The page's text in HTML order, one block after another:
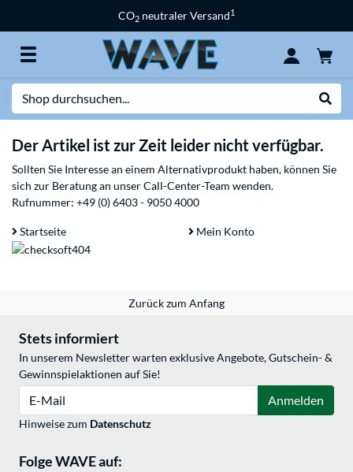
CO2 neutraler Versand1
Der Artikel ist zur Zeit leider nicht verfügbar.
Sollten Sie Interesse an einem Alternativprodukt haben, können Sie
sich zur Beratung an unser Call-Center-Team wenden.
Rufnummer: +49 (0) 6403 - 9050 4000
Startseite Mein Konto
Zurück zum Anfang
Stets informiert
In unserem Newsletter warten exklusive Angebote, Gutschein- &
Gewinnspielaktionen auf Sie!
Anmelden
Hinweise zum Datenschutz
Folge WAVE auf: